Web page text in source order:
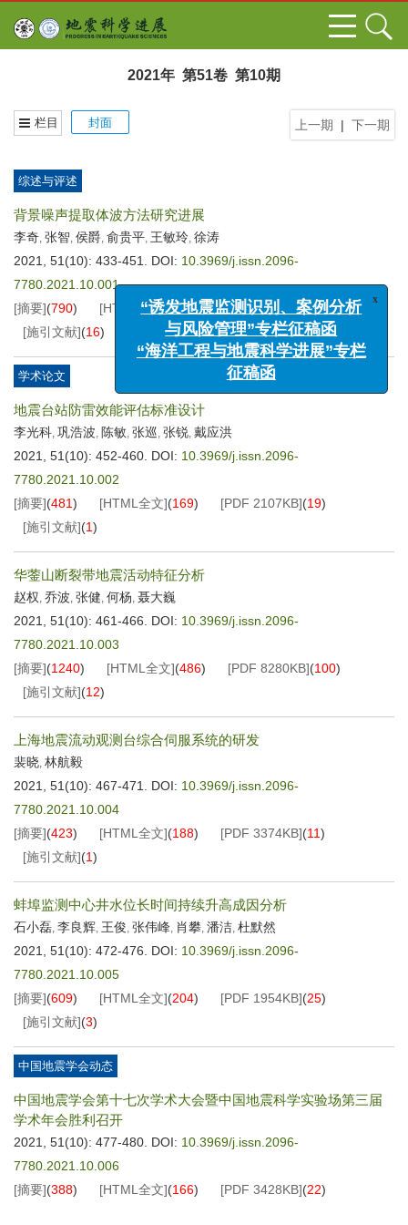
2021年 第51卷 第10期
上一期 | 下一期
栏目 封面
综述与评述
背景噪声提取体波方法研究进展
李奇, 张智, 侯爵, 俞贵平, 王敏玲, 徐涛
2021, 51(10): 433-451.
DOI: 10.3969/j.issn.2096-
7780.2021.10.001
[摘要](790) [HTML全文](348) [PDF7081KB](110)
[施引文献](16)
学术论文
地震台站防雷效能评估标准设计
李光科, 巩浩波, 陈敏, 张巡, 张锐, 戴应洪
2021, 51(10): 452-460. DOI: 10.3969/j.issn.2096-
7780.2021.10.002
[摘要](481) [HTML全文](169) [PDF 2107KB](19)
[施引文献](1)
华蓥山断裂带地震活动特征分析
赵权, 乔波, 张健, 何杨, 聂大巍
2021, 51(10): 461-466.
DOI: 10.3969/j.issn.2096-
7780.2021.10.003
[摘要](1240) [HTML全文](486) [PDF 8280KB](100)
[施引文献](12)
上海地震流动观测台综合伺服系统的研发
裴晓, 林航毅
2021, 51(10): 467-471.
DOI: 10.3969/j.issn.2096-
7780.2021.10.004
[摘要](423) [HTML全文](188) [PDF 3374KB](11)
[施引文献](1)
蚌埠监测中心井水位长时间持续升高成因分析
石小磊, 李良辉, 王俊, 张伟峰, 肖攀, 潘洁, 杜默然
2021, 51(10): 472-476.
DOI: 10.3969/j.issn.2096-
7780.2021.10.005
[摘要](609) [HTML全文](204) [PDF 1954KB](25)
[施引文献](3)
中国地震学会动态
中国地震学会第十七次学术大会暨中国地震科学实验场第三届
学术年会胜利召开
2021, 51(10): 477-480. DOI: 10.3969/j.issn.2096-
7780.2021.10.006
[摘要](388) [HTML全文](166) [PDF 3428KB](22)
“诱发地震监测识别、案例分析
与风险管理”专栏征稿函
“海洋工程与地震科学进展”专栏
征稿函